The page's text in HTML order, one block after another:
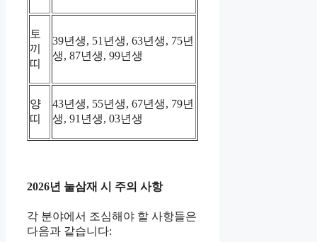
토
끼
띠
39년생, 51년생, 63년생, 75년
생, 87년생, 99년생
양
띠
43년생, 55년생, 67년생, 79년
생, 91년생, 03년생
2026년 눌삼재 시 주의 사항
각 분야에서 조심해야 할 사항들은
다음과 같습니다: